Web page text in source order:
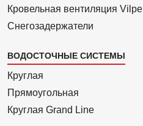
Кровельная вентиляция Vilpe
Снегозадержатели
ВОДОСТОЧНЫЕ СИСТЕМЫ
Круглая
Прямоуголь­ная
Круглая Grand Line